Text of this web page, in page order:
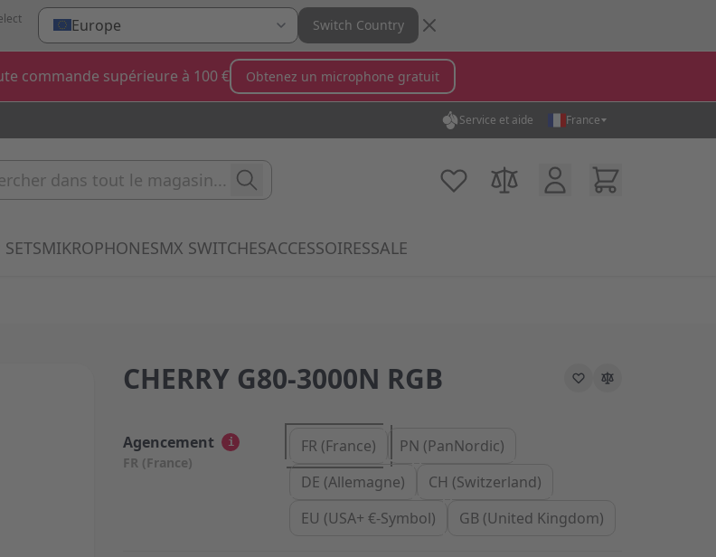
Europe Switch Country
commande supérieure à 100 € Obtenez un microphone gratuit
Service et aide France
category
for Souris category
Show submenu for Desktop Sets category
MIKROPHONESShow submenu for Mikrophones category
MX SWITCHESShow submenu for MX Switches category
ACCESSOIRESShow submenu for Accessoires category
SALE
Compte Client
Cart
Rechercher dans tout le magasin...
CHERRY G80-3000N RGB
Agencement
FR (France)
i FR (France)
PN (PanNordic)
DE (Allemagne)
CH (Switzerland)
EU (USA+ €-Symbol)
GB (United Kingdom)